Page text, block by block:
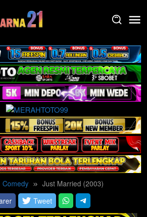
Comedy
Just Married (2003)
Tweet